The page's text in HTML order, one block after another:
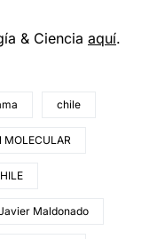
& Ciencia aquí.
chile
MOLECULAR
Maldonado